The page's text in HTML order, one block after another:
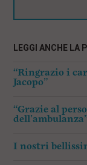
LEGGI ANCHE LA
“Ringrazio i
Jacopo”
“Grazie al
I nostri